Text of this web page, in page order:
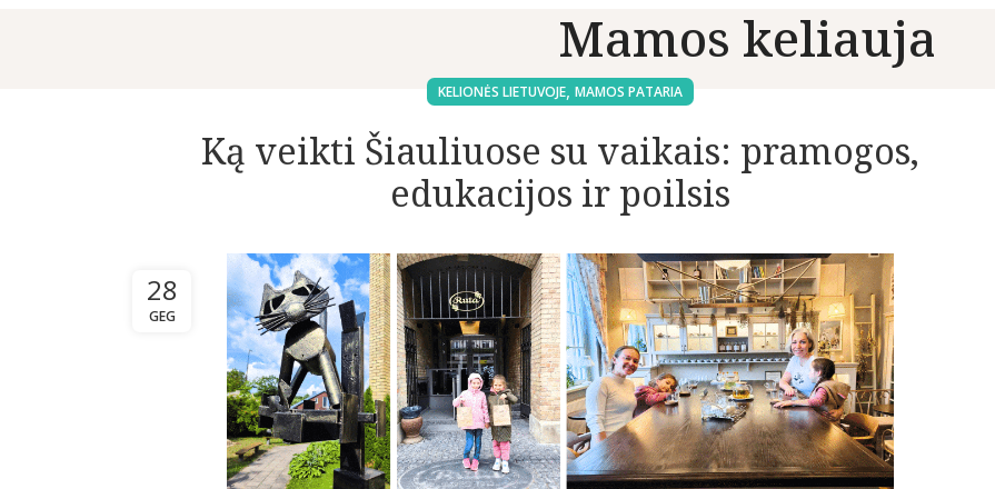
Mamos keliauja
KELIONĖS LIETUVOJE, MAMOS PATARIA
Ką veikti Šiauliuose su vaikais: pramogos,
edukacijos ir poilsis
28
GEG